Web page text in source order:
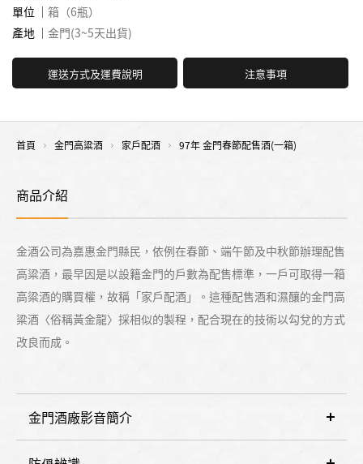
單位
箱（6瓶）
產地
金門(3~5天出貨)
運送方式及運費說明 注意事項
首頁 金門高粱酒 家戶配酒 97年 金門春節配售酒(一箱)
商品介紹
金酒公司為嘉惠金門縣民，依例在春節、端午節及中秋節辦理配售
高粱酒，最早因是以設籍金門的戶數為配售標準，一戶可取得一箱
高粱酒的購買權，故稱「家戶配酒」。這種配售酒和濕釀的金門高
粱酒〈俗稱黃金龍〉採相似的製程，配合現在的技術以勾兌的方式
改良而成。
金門酒廠影音簡介